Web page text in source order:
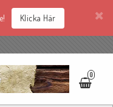
Klicka Här
0